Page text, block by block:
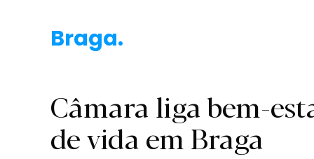
Bra
Câmara liga bem-
de vida em Braga